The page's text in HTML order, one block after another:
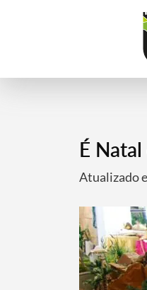
É
Atualizado